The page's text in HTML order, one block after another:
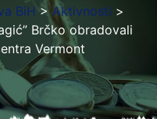
BiH >Aktivnosti >
Brčko obradovali
Vermont